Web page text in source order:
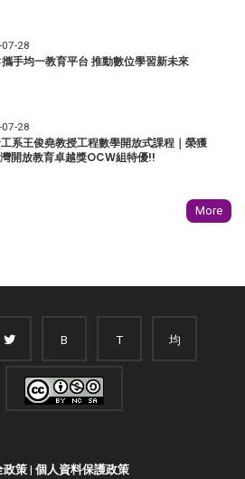
28
手均一教育平台 推動數位學習新未來
28
系王俊堯教授工程數學開放式課程｜榮獲
開放教育卓越獎OCW組特優!!
More
B T 均
政策| 個人資料保護政策